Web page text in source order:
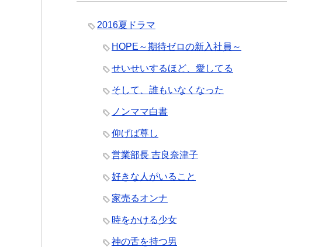
2016夏ドラマ
HOPE～期待ゼロの新入社員～
せいせいするほど、愛してる
そして、誰もいなくなった
ノンママ白書
仰げば尊し
営業部長 吉良奈津子
好きな人がいること
家売るオンナ
時をかける少女
神の舌を持つ男